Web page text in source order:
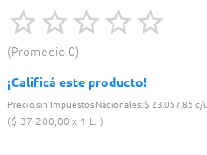
Promedio 0
¡Calificá este producto!
Precio sin Impuestos Nacionales:$ 23.057,85 c/u
$ 37.200,00 1 L.